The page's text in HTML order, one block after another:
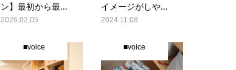
ン】最初から最...
2026.02.05
イメージがしや...
2024.11.08
■voice ■voice